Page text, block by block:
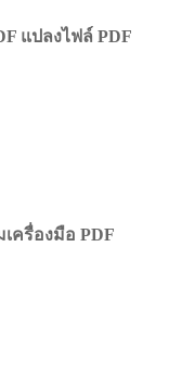
แปลงไฟล์ PDF
เครื่องมือ PDF